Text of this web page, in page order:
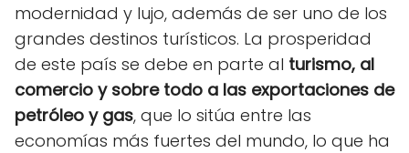
modernidad y lujo, además de ser uno de los
grandes destinos turísticos. La prosperidad
de este país se debe en parte al turismo, al
comercio y sobre todo a las exportaciones de
petróleo y gas, que lo sitúa entre las
economías más fuertes del mundo, lo que ha